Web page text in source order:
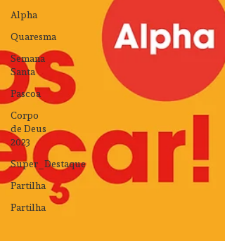
Alpha
Quaresma
Semana
Santa
Pascoa
Corpo
de Deus
2023
Super_Destaque
Partilha
Partilha